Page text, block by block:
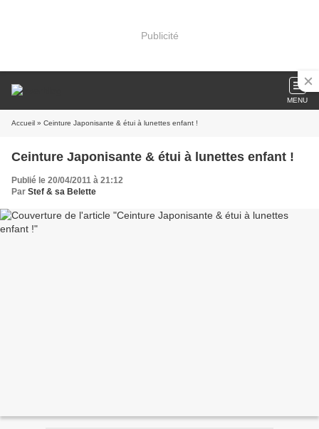
Publicité
MENU
Accueil » Ceinture Japonisante & étui à lunettes enfant !
Ceinture Japonisante & étui à lunettes enfant !
Publié le 20/04/2011 à 21:12
Par Stef & sa Belette